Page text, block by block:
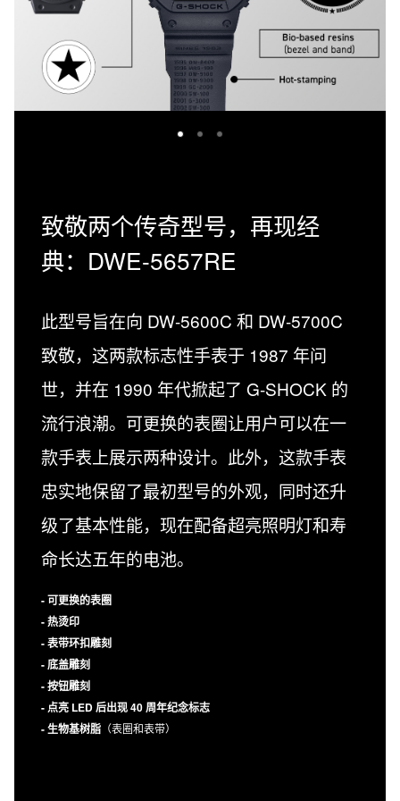
致敬两个传奇型号，再现经
典：DWE-5657RE
此型号旨在向 DW-5600C 和 DW-5700C
致敬，这两款标志性手表于 1987 年问
世，并在 1990 年代掀起了 G-SHOCK 的
流行浪潮。可更换的表圈让用户可以在一
款手表上展示两种设计。此外，这款手表
忠实地保留了最初型号的外观，同时还升
级了基本性能，现在配备超亮照明灯和寿
命长达五年的电池。
- 可更换的表圈
- 热烫印
- 表带环扣雕刻
- 底盖雕刻
- 按钮雕刻
- 点亮 LED 后出现 40 周年纪念标志
- 生物基树脂 （表圈和表带）